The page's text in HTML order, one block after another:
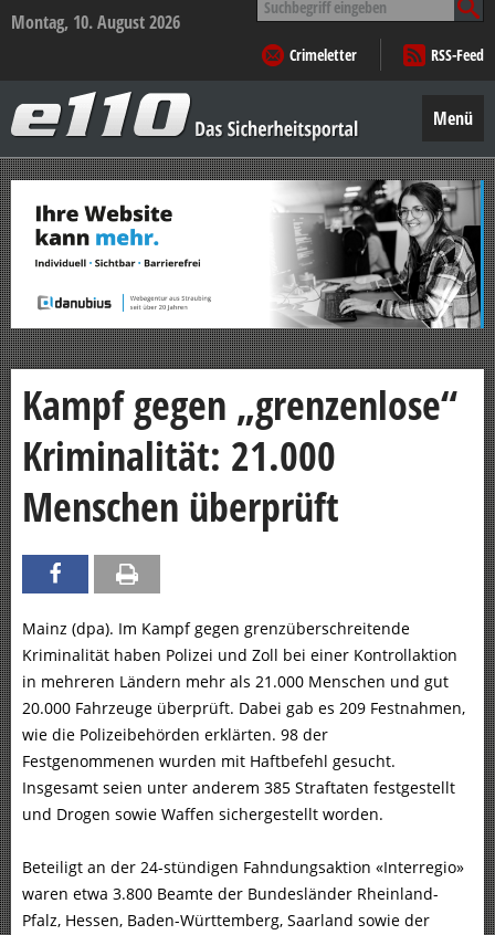
Montag, 10. August 2026
nach:
Crimeletter
RSS-Feed
–
Das
Sicherheitsportal
Menü
Zum
Inhalt
springen
Kampf gegen „grenzenlose“
Kriminalität: 21.000
Menschen überprüft
Mainz (dpa). Im Kampf gegen grenzüberschreitende
Kriminalität haben Polizei und Zoll bei einer Kontrollaktion
in mehreren Ländern mehr als 21.000 Menschen und gut
20.000 Fahrzeuge überprüft. Dabei gab es 209 Festnahmen,
wie die Polizeibehörden erklärten. 98 der
Festgenommenen wurden mit Haftbefehl gesucht.
Insgesamt seien unter anderem 385 Straftaten festgestellt
und Drogen sowie Waffen sichergestellt worden.
Beteiligt an der 24-stündigen Fahndungsaktion «Interregio»
waren etwa 3.800 Beamte der Bundesländer Rheinland-
Pfalz, Hessen, Baden-Württemberg, Saarland sowie der